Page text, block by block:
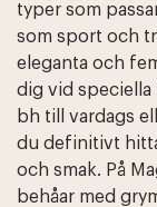
typer som
som sport och
eleganta och
dig vid speciella
bh till vardags
du definitivt
och smak. På
behåar med